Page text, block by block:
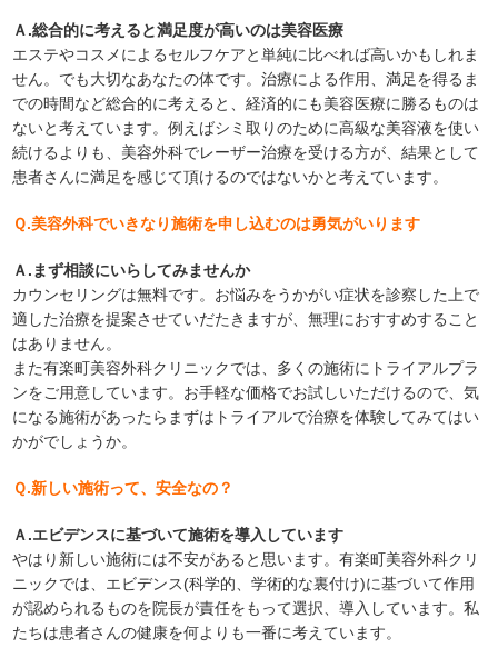
Ａ.総合的に考えると満足度が高いのは美容医療
エステやコスメによるセルフケアと単純に比べれば高いかもしれま
せん。でも大切なあなたの体です。治療による作用、満足を得るま
での時間など総合的に考えると、経済的にも美容医療に勝るものは
ないと考えています。例えばシミ取りのために高級な美容液を使い
続けるよりも、美容外科でレーザー治療を受ける方が、結果として
患者さんに満足を感じて頂けるのではないかと考えています。
Ｑ.美容外科でいきなり施術を申し込むのは勇気がいります
Ａ.まず相談にいらしてみませんか
カウンセリングは無料です。お悩みをうかがい症状を診察した上で
適した治療を提案させていだたきますが、無理におすすめすること
はありません。
また有楽町美容外科クリニックでは、多くの施術にトライアルプラ
ンをご用意しています。お手軽な価格でお試しいただけるので、気
になる施術があったらまずはトライアルで治療を体験してみてはい
かがでしょうか。
Ｑ.新しい施術って、安全なの？
Ａ.エビデンスに基づいて施術を導入しています
やはり新しい施術には不安があると思います。有楽町美容外科クリ
ニックでは、エビデンス(科学的、学術的な裏付け)に基づいて作用
が認められるものを院長が責任をもって選択、導入しています。私
たちは患者さんの健康を何よりも一番に考えています。